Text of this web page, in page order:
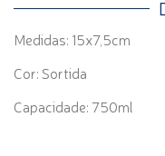
Medidas: 15x7,5cm
Cor: Sortida
Capacidade: 750ml